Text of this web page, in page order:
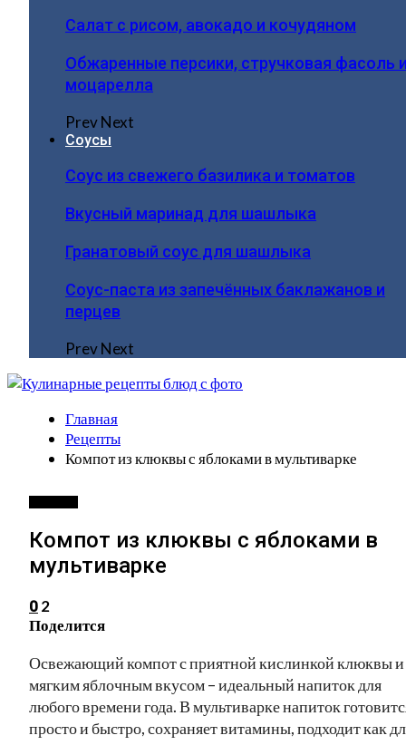
Салат с рисом, авокадо и кочудяном
Обжаренные персики, стручковая фасоль
моцарелла
PrevNext
Соусы
Соус из свежего базилика и томатов
Вкусный маринад для шашлыка
Гранатовый соус для шашлыка
Соус-паста из запечённых баклажанов и
перцев
PrevNext
Главная
Рецепты
Компот из клюквы с яблоками в мультиварке
Компот из клюквы с яблоками в
мультиварке
0 2
Поделится
Освежающий компот с приятной кислинкой клюквы и
мягким яблочным вкусом – идеальный напиток для
любого времени года. В мультиварке напиток
просто и быстро, сохраняет витамины, подходит как